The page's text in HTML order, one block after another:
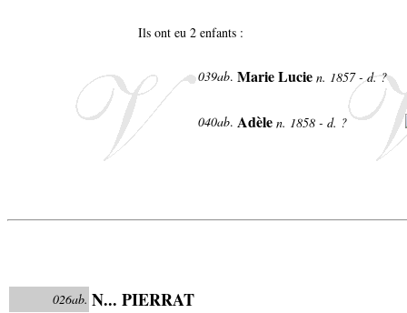
Ils ont eu 2 enfants :
039ab. Marie Lucie n. 1857 - d. ?
040ab. Adèle n. 1858 - d. ?
026ab. N... PIERRAT